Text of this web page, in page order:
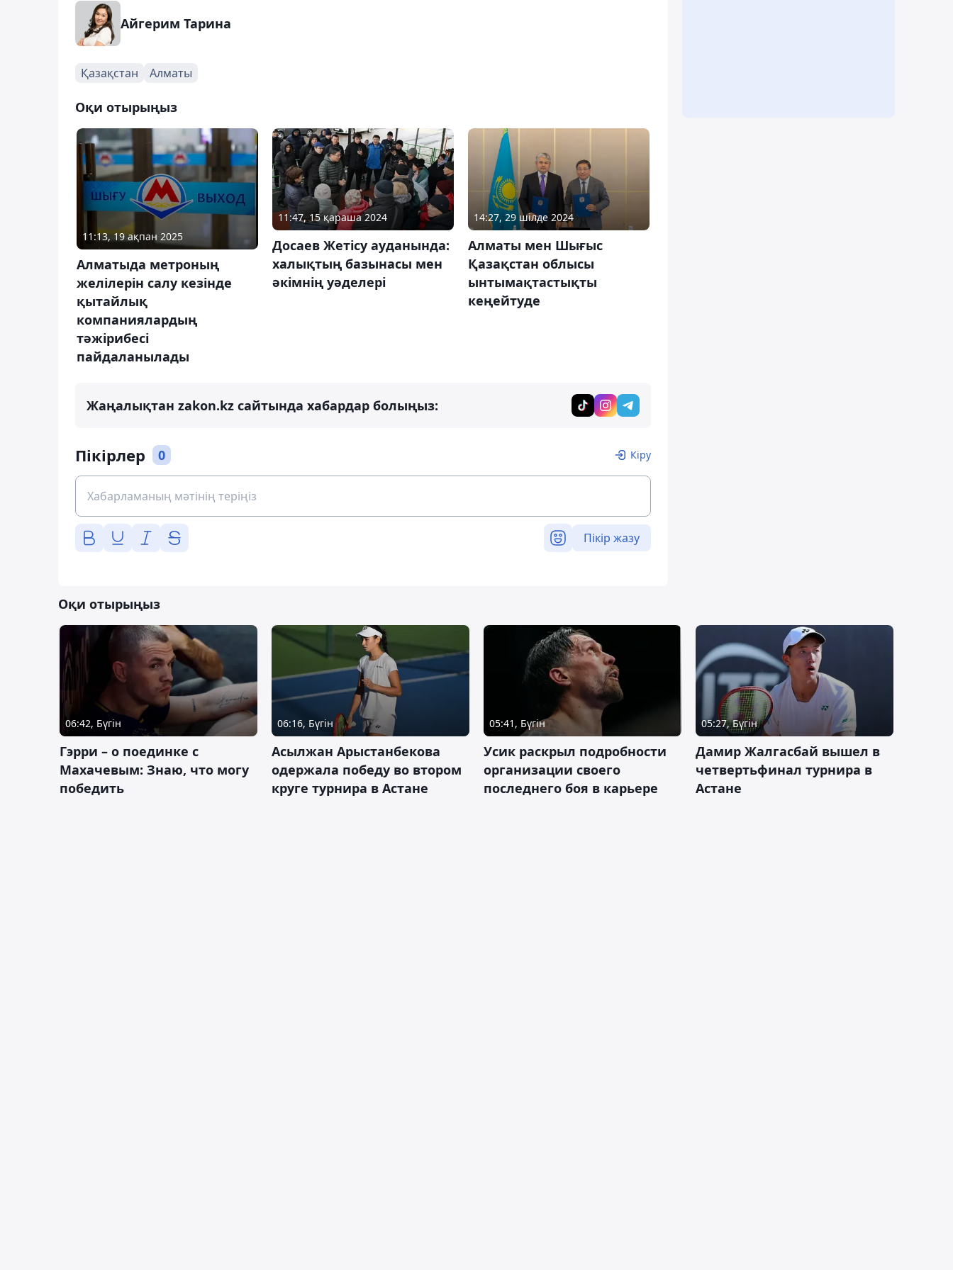
Айгерим Тарина
Қазақстан Алматы
Оқи отырыңыз
11:13, 19 ақпан 2025
Алматыда метроның
желілерін салу кезінде
қытайлық
компаниялардың
тәжірибесі
пайдаланылады
11:47, 15 қараша 2024
Досаев Жетісу ауданында:
халықтың базынасы мен
әкімнің уәделері
14:27, 29 шілде 2024
Алматы мен Шығыс
Қазақстан облысы
ынтымақтастықты
кеңейтуде
Жаңалықтан zakon.kz сайтында хабардар болыңыз:
Пікірлер 0 Кіру
Пікір жазу
Оқи отырыңыз
06:42, Бүгін
Гэрри – о поединке с
Махачевым: Знаю, что могу
победить
06:16, Бүгін
Асылжан Арыстанбекова
одержала победу во втором
круге турнира в Астане
05:41, Бүгін
Усик раскрыл подробности
организации своего
последнего боя в карьере
05:27, Бүгін
Дамир Жалгасбай вышел в
четвертьфинал турнира в
Астане